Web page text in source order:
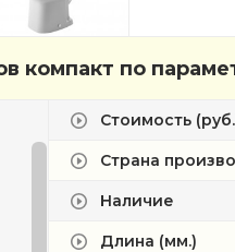
компакт по
Стоимость
Страна
Наличие
Длина (мм.)